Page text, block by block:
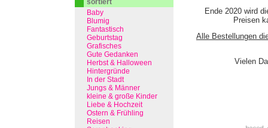
Ende 2020 wird
Preisen
Alle Bestellungen
Vielen
sortiert
Baby
Blumig
Fantastisch
Geburtstag
Grafisches
Gute Gedanken
Herbst & Halloween
Hintergründe
In der Stadt
Jungs & Männer
kleine & große Kinder
Liebe & Hochzeit
Ostern & Frühling
Reisen